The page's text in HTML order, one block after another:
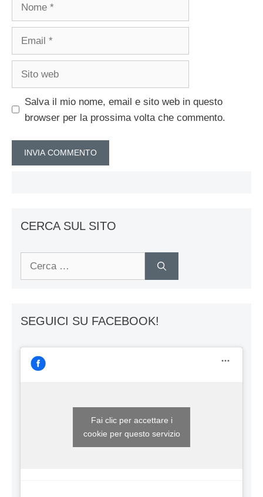
Salva il mio nome, email e sito web in questo
browser per la prossima volta che commento.
CERCA SUL SITO
Ricerca
SEGUICI SU FACEBOOK!
Fai clic per accettare i
cookie per questo servizio